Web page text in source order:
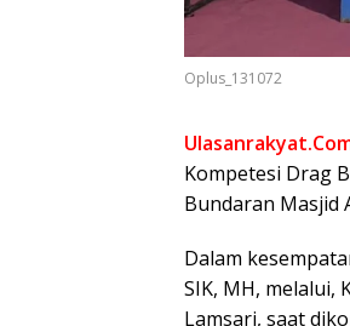
Oplus_131072
Kompetesi Drag
Bundaran Masjid
Dalam
SIK, MH, melalui,
Lamsari, saat